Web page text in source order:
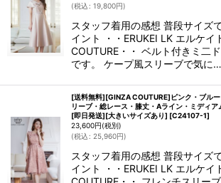
(税込 : 19,800円)
スタッフ着用の感想 普段サイズ
イント ・・ERUKEI LK エルケイ
COUTURE・・ ベルト付きミ二
です。 ケープ風スリーブで気に…
[送料無料][GINZA COUTURE]ピンク・ブル
リーブ・総レース・膝丈・Aライン・ミディア
[即日発送][大きいサイズあり] [C24107-1]
23,600円(税別)
(税込 : 25,960円)
スタッフ着用の感想 普段サイズ
イント ・・ERUKEI LK エルケイ